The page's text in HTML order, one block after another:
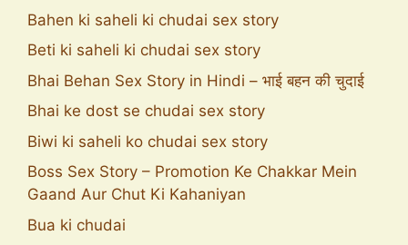
Bahen ki saheli ki chudai sex story
Beti ki saheli ki chudai sex story
Bhai Behan Sex Story in Hindi – भाई बहन की चुदाई
Bhai ke dost se chudai sex story
Biwi ki saheli ko chudai sex story
Boss Sex Story – Promotion Ke Chakkar Mein
Gaand Aur Chut Ki Kahaniyan
Bua ki chudai